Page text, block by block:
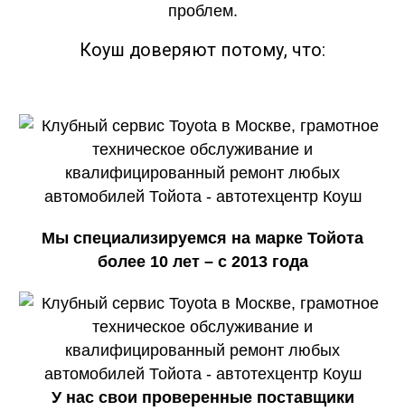
проблем.
Коуш доверяют потому, что:
Мы специализируемся на марке Тойота
более 10 лет – с 2013 года
У нас свои проверенные поставщики